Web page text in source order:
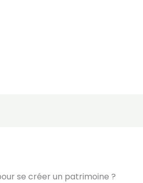
se créer un patrimoine ?